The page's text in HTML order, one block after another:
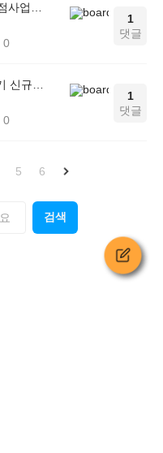
GS리테일 채용 22년 동계 편의점사업부 및 지원본부 채용형 인턴 자소서 작성법
0
1
댓글
NH농협은행 채용 2022년 상반기 신규직원 자소서 작성방법
0
1
댓글
5 6
검색